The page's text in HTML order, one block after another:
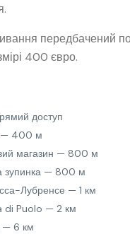
передбачений
400 євро.
доступ
— 400 м
магазин — 800 м
зупинка — 800 м
Лубренсе — 1 км
di Puolo — 2 км
— 6 км